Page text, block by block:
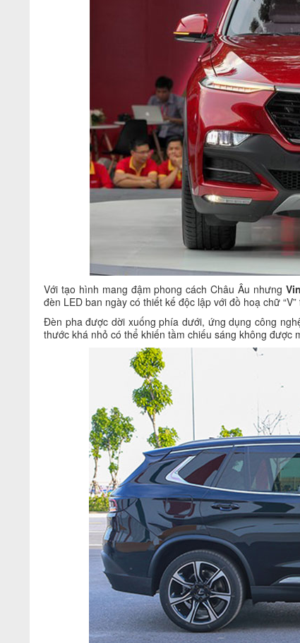
Với tạo hình mang đậm phong cách Châu Âu nhưng
đèn LED ban ngày có thiết kế độc lập với đồ hoạ chữ
Đèn pha được dời xuống phía dưới, ứng dụng công
thước khá nhỏ có thể khiến tầm chiếu sáng không được